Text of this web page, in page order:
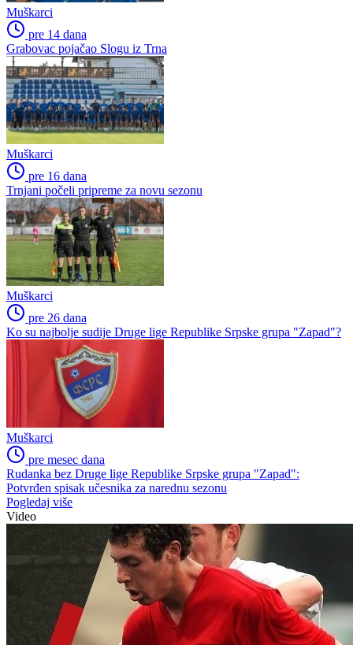
Muškarci
pre 14 dana
Grabovac pojačao Slogu iz Trna
Muškarci
pre 16 dana
Trnjani počeli pripreme za novu sezonu
Muškarci
pre 26 dana
Ko su najbolje sudije Druge lige Republike Srpske grupa "Zapad"?
Muškarci
pre mesec dana
Rudanka bez Druge lige Republike Srpske grupa "Zapad":
Potvrđen spisak učesnika za narednu sezonu
Pogledaj više
Video